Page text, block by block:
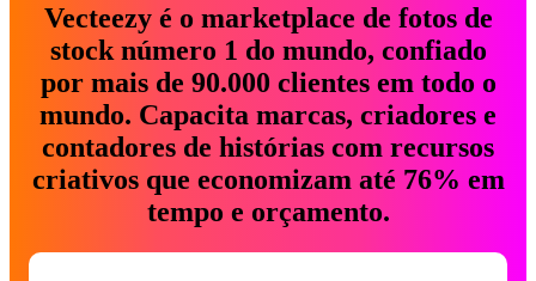
Vecteezy é o marketplace de fotos de
stock número 1 do mundo, confiado
por mais de 90.000 clientes em todo o
mundo. Capacita marcas, criadores e
contadores de histórias com recursos
criativos que economizam até 76% em
tempo e orçamento.